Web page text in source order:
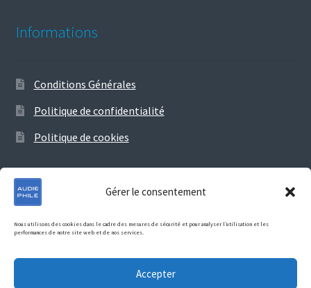
Gérer le consentement
Nous utilisons des cookies dans le cadre des mesures de sécurité et pour analyser l’utilisation et les
performances de notre site web et de nos services.
Accepter
Informations
Conditions Générales
Politique de confidentialité
Politique de cookies
© Audiophile 2026
WooCommerce.